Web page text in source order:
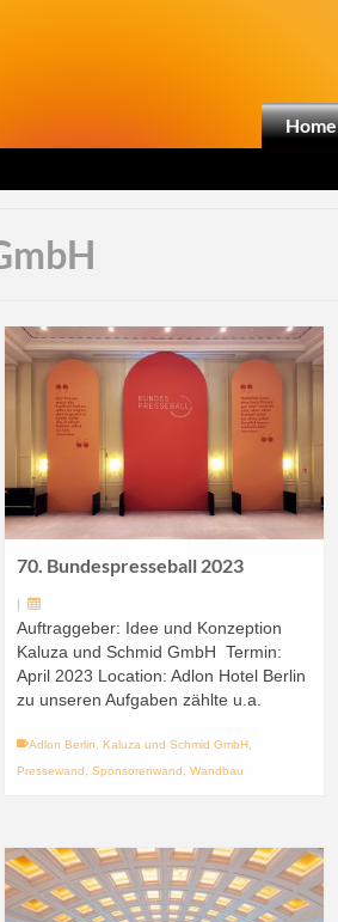
Home
70. Bundespresseball 2023
|
Auftraggeber: Idee und Konzeption
Kaluza und Schmid GmbH Termin:
April 2023 Location: Adlon Hotel Berlin
zu unseren Aufgaben zählte u.a.
Adlon Berlin ,Kaluza und Schmid GmbH
Pressewand
,Sponsorenwand ,Wandbau